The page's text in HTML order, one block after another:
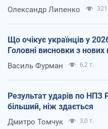
Олександр Липенко 321
Що очікує українців у
Головні висновки з нових
Василь Фурман 6,2 т.
Результат ударів по НПЗ
більший, ніж здається
Дмитро Томчук 3,0 т.